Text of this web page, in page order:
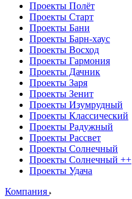
Проекты Полёт
Проекты Старт
Проекты Бани
Проекты Барн-хаус
Проекты Восход
Проекты Гармония
Проекты Дачник
Проекты Заря
Проекты Зенит
Проекты Изумрудный
Проекты Классический
Проекты Радужный
Проекты Рассвет
Проекты Солнечный
Проекты Солнечный ++
Проекты Удача
Компания